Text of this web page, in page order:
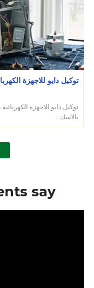
توكيل دايو للاجهزة
توكيل دايو للاجهزة
بالاسك…
say